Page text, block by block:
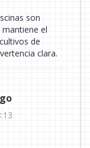
son
el
de
clara.